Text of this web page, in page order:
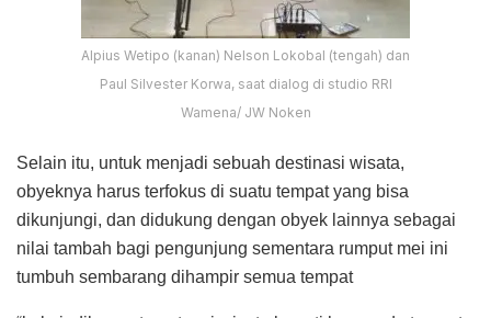
Alpius Wetipo (kanan) Nelson Lokobal (tengah) dan
Paul Silvester Korwa, saat dialog di studio RRI
Wamena/ JW Noken
Selain itu, untuk menjadi sebuah destinasi wisata,
obyeknya harus terfokus di suatu tempat yang bisa
dikunjungi, dan didukung dengan obyek lainnya sebagai
nilai tambah bagi pengunjung sementara rumput mei ini
tumbuh sembarang dihampir semua tempat